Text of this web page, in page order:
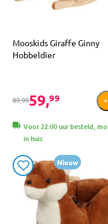
Mooskids Giraffe Ginny
Hobbeldier
89,9959,99
Voor 22:00 uur besteld,
in huis
Nieuw